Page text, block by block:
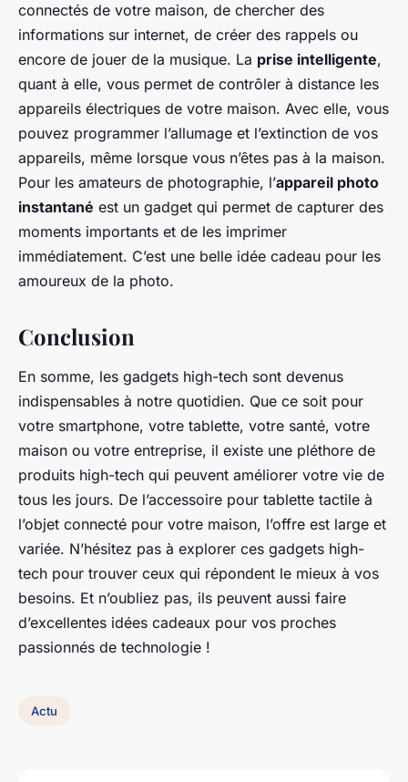
connectés de votre maison, de chercher des
informations sur internet, de créer des rappels ou
encore de jouer de la musique. La prise intelligente,
quant à elle, vous permet de contrôler à distance les
appareils électriques de votre maison. Avec elle, vous
pouvez programmer l’allumage et l’extinction de vos
appareils, même lorsque vous n’êtes pas à la maison.
Pour les amateurs de photographie, l’appareil photo
instantané est un gadget qui permet de capturer des
moments importants et de les imprimer
immédiatement. C’est une belle idée cadeau pour les
amoureux de la photo.
Conclusion
En somme, les gadgets high-tech sont devenus
indispensables à notre quotidien. Que ce soit pour
votre smartphone, votre tablette, votre santé, votre
maison ou votre entreprise, il existe une pléthore de
produits high-tech qui peuvent améliorer votre vie de
tous les jours. De l’accessoire pour tablette tactile à
l’objet connecté pour votre maison, l’offre est large et
variée. N’hésitez pas à explorer ces gadgets high-
tech pour trouver ceux qui répondent le mieux à vos
besoins. Et n’oubliez pas, ils peuvent aussi faire
d’excellentes idées cadeaux pour vos proches
passionnés de technologie !
Actu